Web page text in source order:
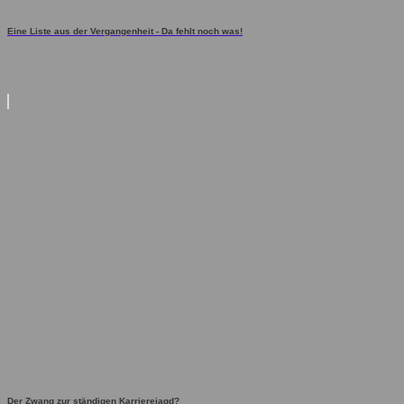
Eine Liste aus der Vergangenheit - Da fehlt noch was!
Der Zwang zur ständigen Karrierejagd?